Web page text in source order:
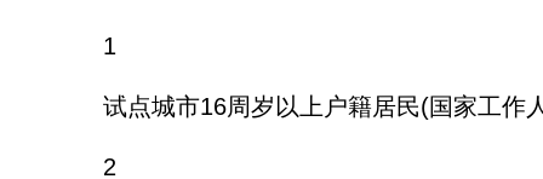
1
试点城市16周岁以上户籍居民(国家工作
2